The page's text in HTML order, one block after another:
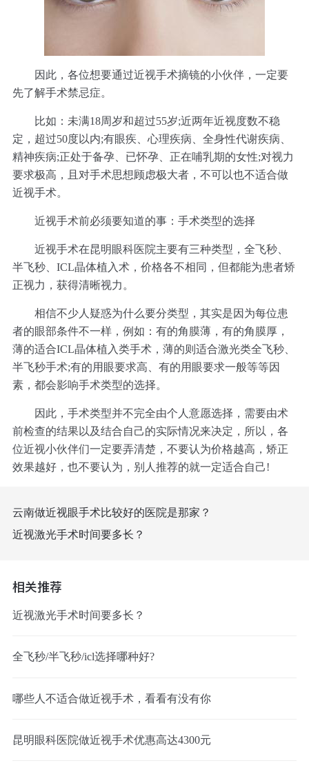
因此，各位想要通过近视手术摘镜的小伙伴，一定要
先了解手术禁忌症。
比如：未满18周岁和超过55岁;近两年近视度数不稳
定，超过50度以内;有眼疾、心理疾病、全身性代谢疾病、
精神疾病;正处于备孕、已怀孕、正在哺乳期的女性;对视力
要求极高，且对手术思想顾虑极大者，不可以也不适合做
近视手术。
近视手术前必须要知道的事：手术类型的选择
近视手术在昆明眼科医院主要有三种类型，全飞秒、
半飞秒、ICL晶体植入术，价格各不相同，但都能为患者矫
正视力，获得清晰视力。
相信不少人疑惑为什么要分类型，其实是因为每位患
者的眼部条件不一样，例如：有的角膜薄，有的角膜厚，
薄的适合ICL晶体植入类手术，薄的则适合激光类全飞秒、
半飞秒手术;有的用眼要求高、有的用眼要求一般等等因
素，都会影响手术类型的选择。
因此，手术类型并不完全由个人意愿选择，需要由术
前检查的结果以及结合自己的实际情况来决定，所以，各
位近视小伙伴们一定要弄清楚，不要认为价格越高，矫正
效果越好，也不要认为，别人推荐的就一定适合自己!
云南做近视眼手术比较好的医院是那家？
近视激光手术时间要多长？
相关推荐
近视激光手术时间要多长？
全飞秒/半飞秒/icl选择哪种好?
哪些人不适合做近视手术，看看有没有你
昆明眼科医院做近视手术优惠高达4300元